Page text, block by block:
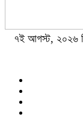
৭ই আগস্ট, ২০২৬